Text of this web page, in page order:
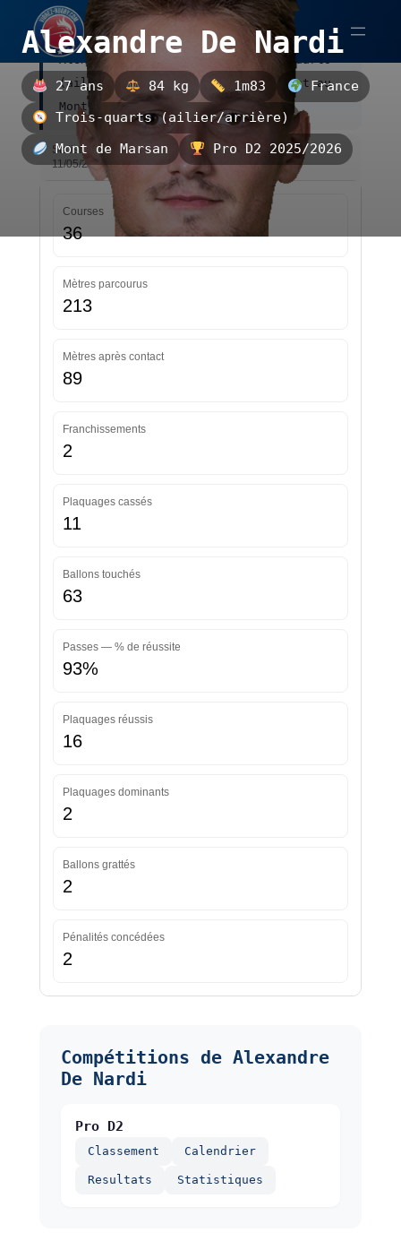
Aller
contenu
Alexandre De Nardi
27 ans 84 kg 1m83
France
Trois-quarts (ailier/arrière)
Mont de Marsan
Pro D2 2025/2026
Alexandre De Nardi est un trois-quarts
(ailier/arrière) français, évoluant au
Mont de Marsan.
Statistiques — Pro D2 2025/2026 — Mise à jour le
11/05/2026 13:37
Courses
36
Mètres parcourus
213
Mètres après contact
89
Franchissements
2
Plaquages cassés
11
Ballons touchés
63
Passes — % de réussite
93%
Plaquages réussis
16
Plaquages dominants
2
Ballons grattés
2
Pénalités concédées
2
Compétitions de Alexandre
De Nardi
Pro D2
Classement Calendrier
Resultats Statistiques